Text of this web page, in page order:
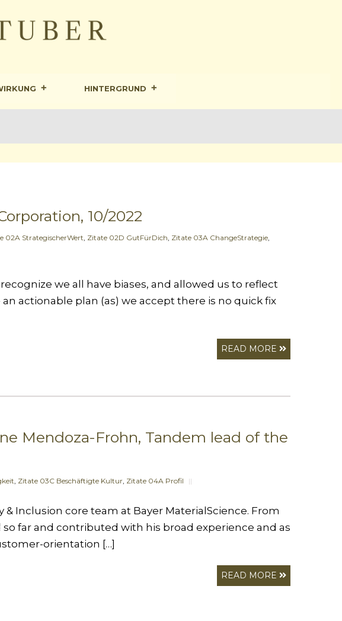
HINTERGRUND
10/2022
02A StrategischerWert Zitate 02D GutFürDich Zitate 03A ChangeStrategie
we all have biases, and allowed us to reflect
actionable plan (as) we accept there is no quick fix
READ MORE
Mendoza-Frohn, Tandem lead of the
Zitate 03C Beschäftigte Kultur Zitate 04A Profil ||
Inclusion core team at Bayer MaterialScience. From
far and contributed with his broad experience and as
orientation […]
READ MORE